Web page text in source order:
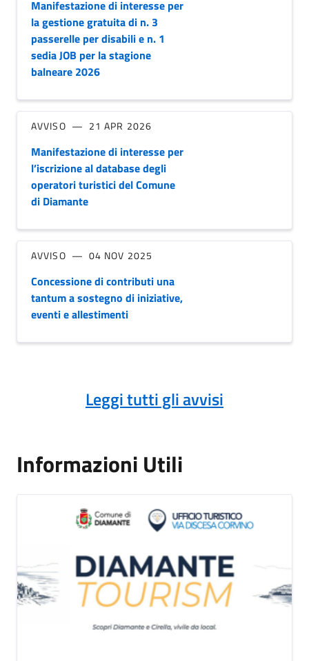
Manifestazione di interesse per
la gestione gratuita di n. 3
passerelle per disabili e n. 1
sedia JOB per la stagione
balneare 2026
AVVISO 21 APR 2026
Manifestazione di interesse per
l’iscrizione al database degli
operatori turistici del Comune
di Diamante
AVVISO 04 NOV 2025
Concessione di contributi una
tantum a sostegno di iniziative,
eventi e allestimenti
Leggi tutti gli avvisi
Informazioni Utili